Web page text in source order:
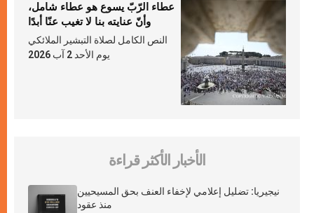
عطاء الرّبّ يسوع هو عطاء شامل،
وأنّ عنايته بنا لا تغيب عنّا أبدًا
النص الكامل لصلاة التبشير الملائكي
يوم الأحد 2 آب 2026
الأخبار الأكثر قراءة
نيجيريا: تضليل إعلامي لإخفاء العنف بحق المسيحيين
منذ عقود